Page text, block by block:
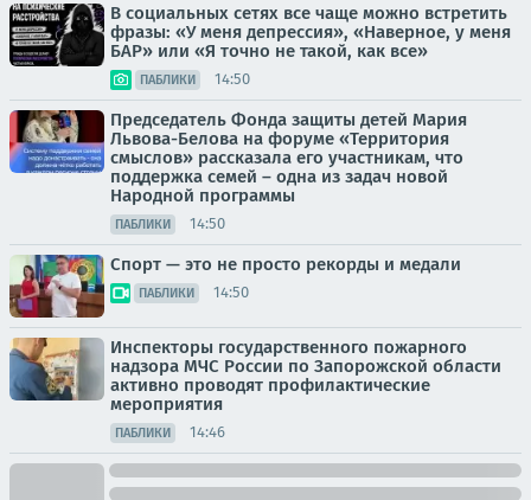
В социальных сетях все чаще можно встретить
фразы: «У меня депрессия», «Наверное, у меня
БАР» или «Я точно не такой, как все»
ПАБЛИКИ 14:50
Председатель Фонда защиты детей Мария
Львова-Белова на форуме «Территория
смыслов» рассказала его участникам, что
поддержка семей – одна из задач новой
Народной программы
ПАБЛИКИ 14:50
Спорт — это не просто рекорды и медали
ПАБЛИКИ 14:50
Инспекторы государственного пожарного
надзора МЧС России по Запорожской области
активно проводят профилактические
мероприятия
ПАБЛИКИ 14:46